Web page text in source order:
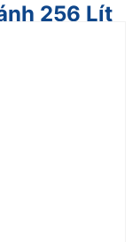
256 Lít